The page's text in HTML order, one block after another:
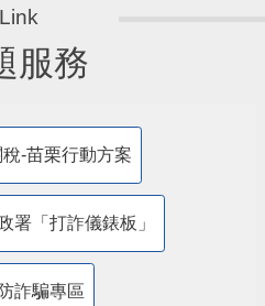
服務
-苗栗行動方案
署「打詐儀錶板」
防詐騙專區